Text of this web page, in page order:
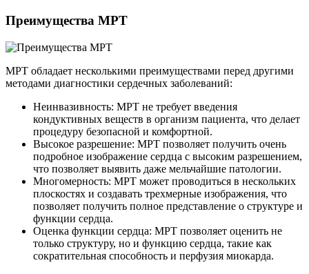
Преимущества МРТ
МРТ обладает несколькими преимуществами перед другими
методами диагностики сердечных заболеваний:
Неинвазивность: МРТ не требует введения
кондуктивных веществ в организм пациента, что делает
процедуру безопасной и комфортной.
Высокое разрешение: МРТ позволяет получить очень
подробное изображение сердца с высоким разрешением,
что позволяет выявить даже мельчайшие патологии.
Многомерность: МРТ может проводиться в нескольких
плоскостях и создавать трехмерные изображения, что
позволяет получить полное представление о структуре и
функции сердца.
Оценка функции сердца: МРТ позволяет оценить не
только структуру, но и функцию сердца, такие как
сократительная способность и перфузия миокарда.